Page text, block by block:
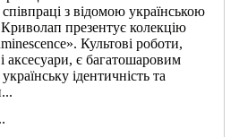
з відомою українською
презентує колекцію
Культові роботи,
аксесуари, є багатошаровим
ідентичність та